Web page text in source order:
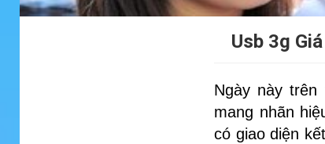
Usb 3g
Ngày này
mang nhãn
có giao diện